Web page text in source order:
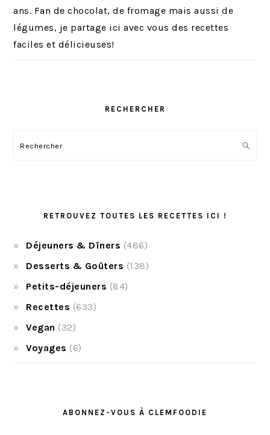
ans. Fan de chocolat, de fromage mais aussi de
légumes, je partage ici avec vous des recettes
faciles et délicieuses!
RECHERCHER
Rechercher
RETROUVEZ TOUTES LES RECETTES ICI !
Déjeuners & Dîners (486)
Desserts & Goûters (138)
Petits-déjeuners (84)
Recettes (633)
Vegan (32)
Voyages (6)
ABONNEZ-VOUS À CLEMFOODIE